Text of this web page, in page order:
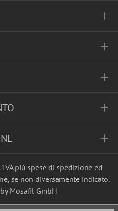
più spese di spedizioneed
se non diversamente indicato.
Mosafil GmbH